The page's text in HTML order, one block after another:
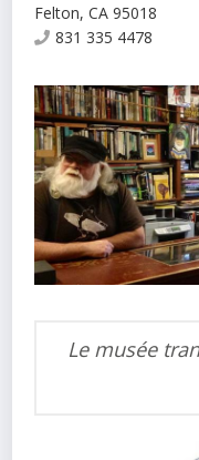
Felton, CA 95018
831 335 4478
Le musée